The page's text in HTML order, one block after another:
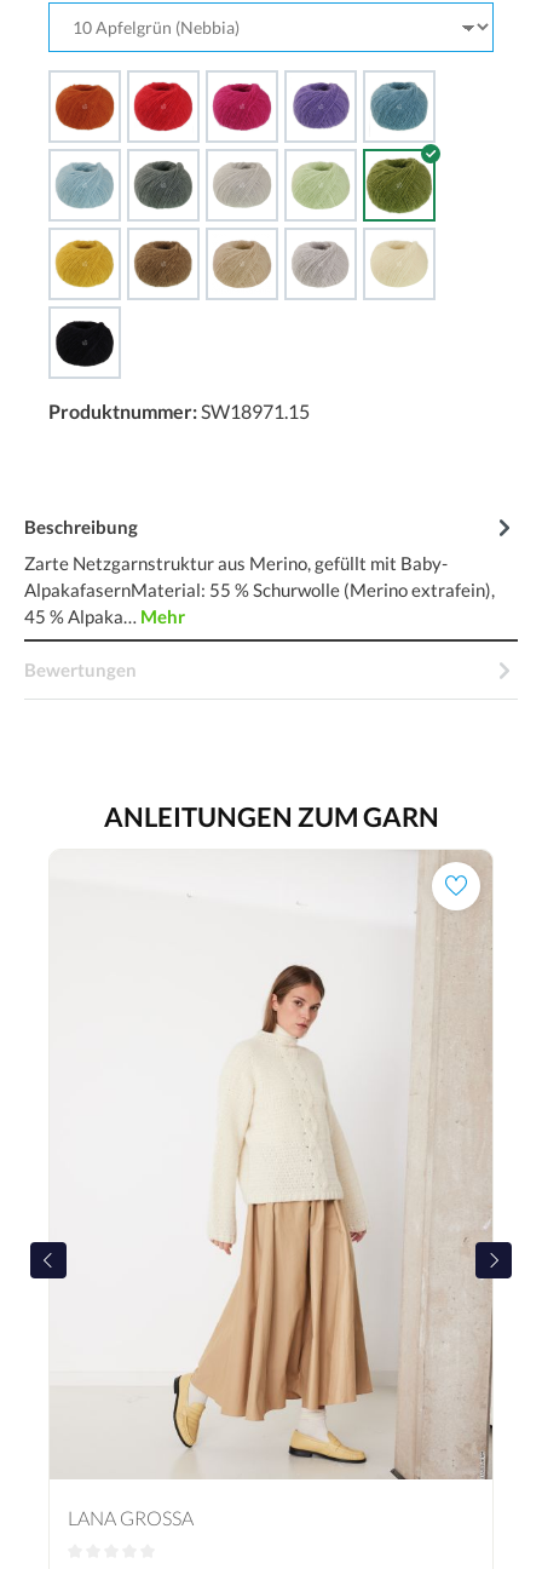
Produktnummer: SW18971.15
Beschreibung
Zarte Netzgarnstruktur aus Merino, gefüllt mit Baby-
AlpakafasernMaterial: 55 % Schurwolle (Merino extrafein),
45 % Alpaka… Mehr
Bewertungen
ANLEITUNGEN ZUM GARN
LANA GROSSA